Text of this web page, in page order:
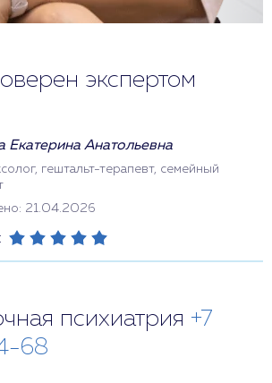
экспертом
Анатольевна
гештальт-терапевт, семейный
21.04.2026
психиатрия +7
68